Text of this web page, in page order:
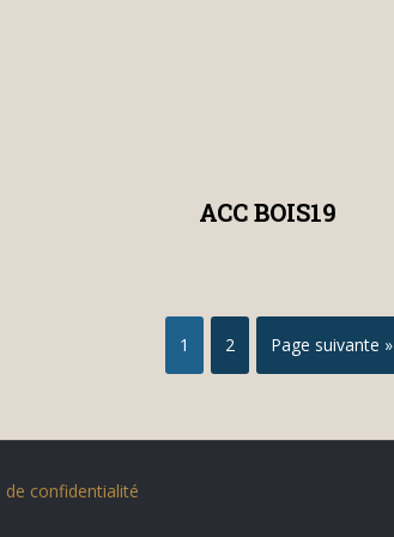
ACC BOIS19
1 2 Page suivante »
de confidentialité